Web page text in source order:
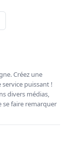
Créez une
puissant !
divers médias,
se faire remarquer